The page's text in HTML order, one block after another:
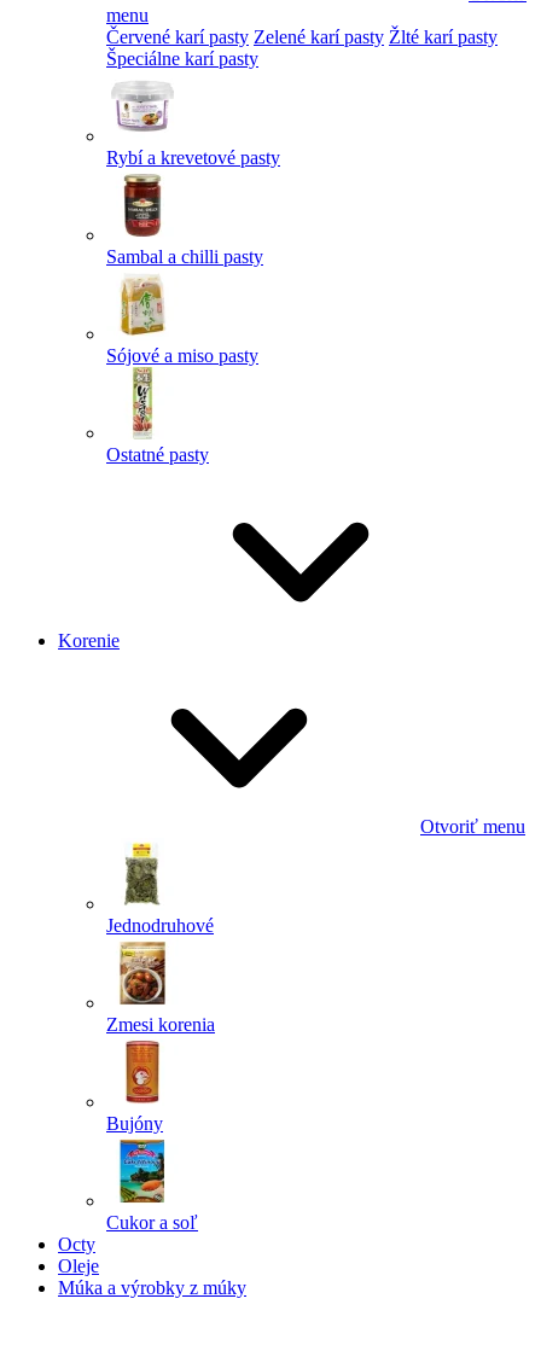
menu
Červené karí pasty Zelené karí pasty Žlté karí pasty
Špeciálne karí pasty
Rybí a krevetové pasty
Sambal a chilli pasty
Sójové a miso pasty
Ostatné pasty
Korenie
Otvoriť menu
Jednodruhové
Zmesi korenia
Bujóny
Cukor a soľ
Octy
Oleje
Múka a výrobky z múky